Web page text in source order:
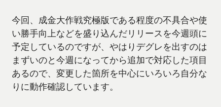
今回、成金大作戦究極版である程度の不具合や使
い勝手向上などを盛り込んだリリースを今週頭に
予定しているのですが、やはりデグレを出すのは
まずいのと今週になってから追加で対応した項目
あるので、変更した箇所を中心にいろいろ自分な
りに動作確認しています。